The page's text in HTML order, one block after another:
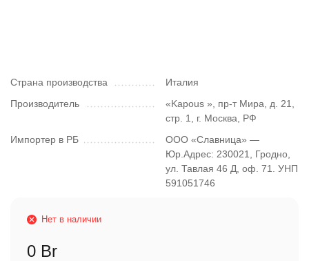
Страна производства
Италия
Производитель
«Kapous », пр-т Мира, д. 21,
стр. 1, г. Москва, РФ
Импортер в РБ
ООО «Славница» —
Юр.Адрес: 230021, Гродно,
ул. Тавлая 46 Д, оф. 71. УНП
591051746
Нет в наличии
0 Br